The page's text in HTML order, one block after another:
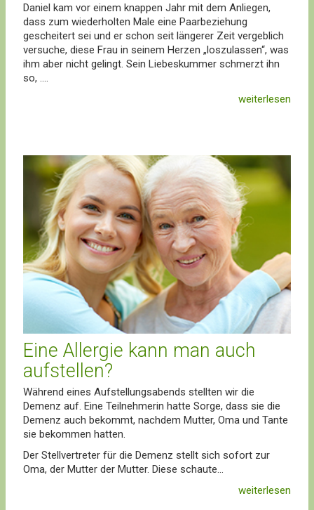
Daniel kam vor einem knappen Jahr mit dem Anliegen,
dass zum wiederholten Male eine Paarbeziehung
gescheitert sei und er schon seit längerer Zeit vergeblich
versuche, diese Frau in seinem Herzen „loszulassen“, was
ihm aber nicht gelingt. Sein Liebeskummer schmerzt ihn
so, ....
weiterlesen
Eine Allergie kann man auch
aufstellen?
Während eines Aufstellungsabends stellten wir die
Demenz auf. Eine Teilnehmerin hatte Sorge, dass sie die
Demenz auch bekommt, nachdem Mutter, Oma und Tante
sie bekommen hatten.
Der Stellvertreter für die Demenz stellt sich sofort zur
Oma, der Mutter der Mutter. Diese schaute...
weiterlesen